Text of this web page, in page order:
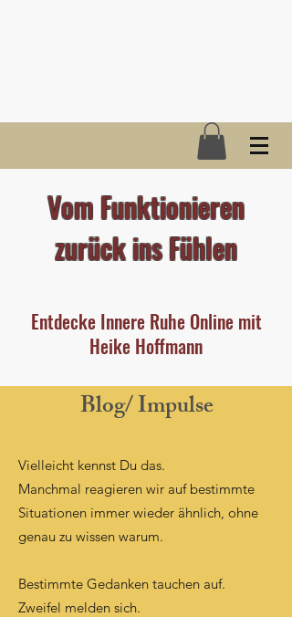
Vom Funktionieren
zurück ins Fühlen
Entdecke Innere Ruhe Online mit
Heike Hoffmann
Blog/ Impulse
Vielleicht kennst Du das.
Manchmal reagieren wir auf bestimmte
Situationen immer wieder ähnlich, ohne
genau zu wissen warum.
Bestimmte Gedanken tauchen auf.
Zweifel melden sich.